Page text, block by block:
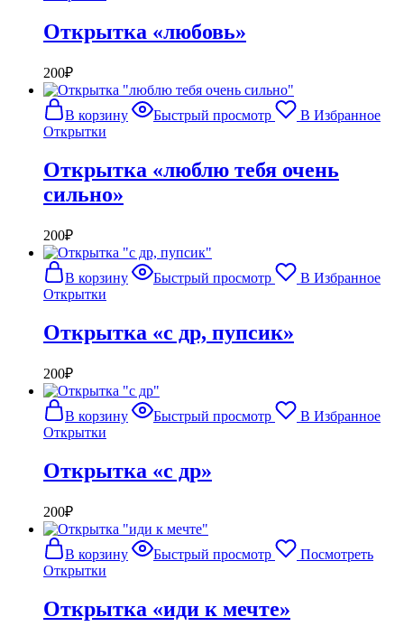
Открытка «любовь»
200₽
В корзину Быстрый просмотр
В Избранное
Открытки
Открытка «люблю тебя очень
сильно»
200₽
В корзину Быстрый просмотр
В Избранное
Открытки
Открытка «с др, пупсик»
200₽
В корзину Быстрый просмотр
В Избранное
Открытки
Открытка «с др»
200₽
В корзину Быстрый просмотр
Посмотреть
Открытки
Открытка «иди к мечте»